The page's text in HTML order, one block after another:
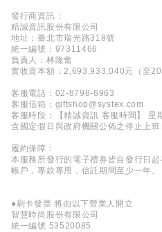
發行商資訊：
精誠資訊股份有限公司
地址：臺北市瑞光路318號
統一編號：97311466
負責人：林隆奮
實收資本額：2,693,933,040元（至
客服電話：02-8798-6963
客服信箱：giftshop@systex.com
客服時段：【精誠資訊 客服時間】 星
含國定假日與政府機關公佈之停止上班
履約保障：
本服務所發行的電子禮券皆自發行日
帳戶，專款專用，信託期間至少一年。
●刷卡發票 將由以下營業人開立
智慧時尚股份有限公司
統一編號 53520085